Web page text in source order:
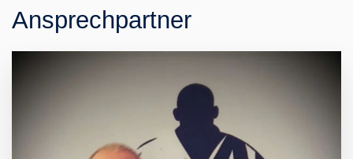
Ansprechpartner